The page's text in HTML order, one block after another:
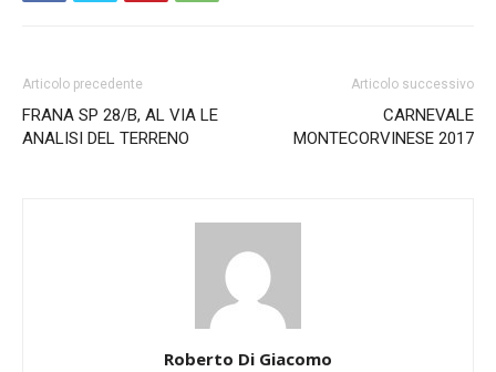
Articolo precedente
FRANA SP 28/B, AL VIA LE
ANALISI DEL TERRENO
Articolo successivo
CARNEVALE
MONTECORVINESE 2017
Roberto Di Giacomo